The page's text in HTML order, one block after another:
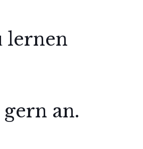
lernen
an.